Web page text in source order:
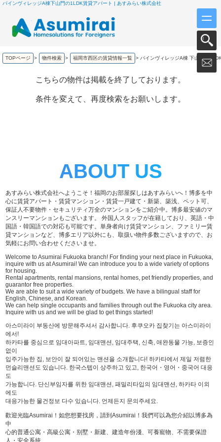
パインヴィレッジA棟下山門の1LDK賃貸アパート | あすみらい株式会社
TOPページ > 物件検索 > 福岡市西区の賃貸情報一覧 > パインヴィレッジA棟 下山門の
こちらの物件は掲載を終了しております。
条件を変えて、再度検索をお願いします。
ABOUT US
あすみらい株式会社へようこそ！福岡のお部屋探しはあすみらいへ！博多を中
心に賃貸アパート・賃貸マンション・賃貸一戸建て・新築、築浅、ペット可、
保証人不要物件・セキュリティ万全のマンションをご紹介中。博多最安値のマ
ンスリーマンションもございます。 外国人スタッフが在籍しており、英語・中
国語・韓国語での対応も可能です。単身者向け賃貸マンション、ファミリー賃
貸マンションなど、博多エリア以外にも、取扱い物件多数ございますので、お
気軽にお問い合わせくださいませ。
Welcome to Asumirai Fukuoka branch! For finding your next place in Fukuoka,
inquire with us at Asumirai! We can introduce you to a wide variety of options
for housing.
Rental apartments, rental mansions, rental homes, pet friendly properties, and
guarantor free properties.
We are able to suit a wide variety of budgets. We have a bilingual staff for
English, Chinese, and Korean.
We can help single occupants and families through out the Fukuoka city area.
Inquire with us and we will be glad to get things started!
아스미라이 부동산에 방문해주셔서 감사합니다. 후쿠오카 집찾기는 아스미라이
에서!
하카타를 중심으로 임대아파트, 임대맨션, 임대주택, 신축, 애완동물 가능, 보증인
없이
입주가능한 집, 보안이 잘 되어있는 맨션을 소개합니다! 하카타에서 제일 저렴한
먼슬리맨션도 있습니다. 한국스텝이 상주하고 있고, 한국어・영어・중국어 대응
도
가능합니다. 단신부임자를 위한 임대맨션, 패밀리타입의 임대맨션, 하카타 이외
에도
대응가능한 물건정보 다수 있습니다. 언제든지 문의주세요.
歡迎光臨Asumirai！如您想要找房，請到Asumirai！我們可以為您介紹以博多為
中
心的普通公寓・高級公寓・别墅・新建、建造年份淺、可養寵物、不需要保證
人・安全系統